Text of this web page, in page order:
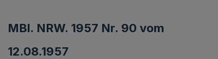
MBl. NRW. 1957 Nr. 90 vom
12.08.1957